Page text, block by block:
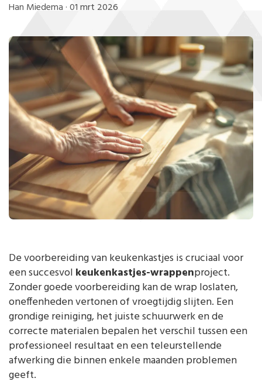
Han Miedema ·01 mrt 2026
De voorbereiding van keukenkastjes is cruciaal voor
een succesvol keukenkastjes-wrappenproject.
Zonder goede voorbereiding kan de wrap loslaten,
oneffenheden vertonen of vroegtijdig slijten. Een
grondige reiniging, het juiste schuurwerk en de
correcte materialen bepalen het verschil tussen een
professioneel resultaat en een teleurstellende
afwerking die binnen enkele maanden problemen
geeft.